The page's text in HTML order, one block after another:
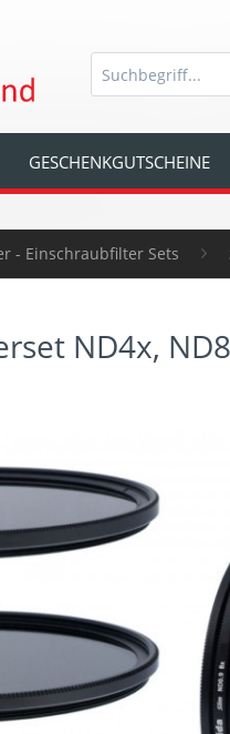
GESCHENKGUTSCHEINE
- Einschraubfilter Sets
ND4x,